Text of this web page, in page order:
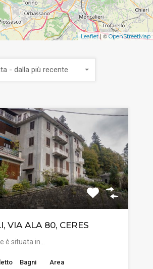
Leaflet| ©OpenStreetMap
- dalla più recente
VIA ALA 80, CERES
è situata in…
Bagni Area